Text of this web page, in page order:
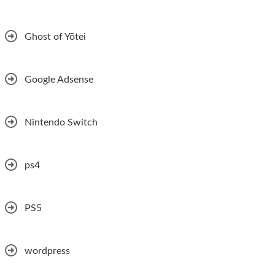
Ghost of Yōtei
Google Adsense
Nintendo Switch
ps4
PS5
wordpress